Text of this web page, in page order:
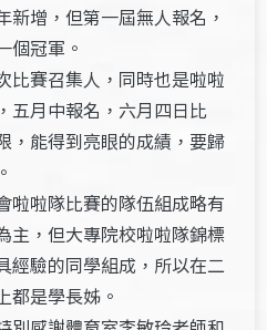
增，但第一屆無人報名，
個冠軍。
比賽召集人，同時也是啦啦
五月中報名，六月四日比
，能得到亮眼的成績，要歸
啦啦隊比賽的隊伍組成略有
主，但大專院校啦啦隊錦標
經驗的同學組成，所以在二
都是學長姊。